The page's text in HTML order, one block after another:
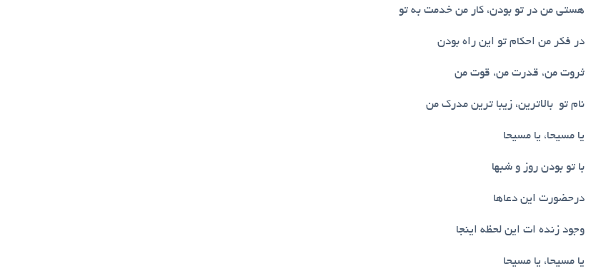
هستی من در تو بودن، کار من خدمت به تو
در فکر من احکام تو این راه بودن
ثروت من، قدرت من، قوت من
نام تو بالاترین، زیبا ترین مدرک من
یا مسیحا، یا مسیحا
با تو بودن روز و شبها
درحضورت این دعاها
وجود زنده ات این لحظه اینجا
یا مسیحا، یا مسیحا